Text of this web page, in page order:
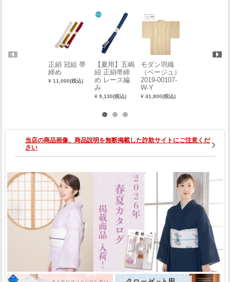
正絹 冠組 帯
締め
¥ 11,000(税込)
【夏用】五嶋
紐 正絹帯締
め レース編
み
¥ 9,130(税込)
モダン羽織
（ベージュ）
2019-00107-
W-Y
¥ 41,800(税込)
当店の商品画像、商品説明を無断掲載した詐欺サイトにご注意くだ
さい